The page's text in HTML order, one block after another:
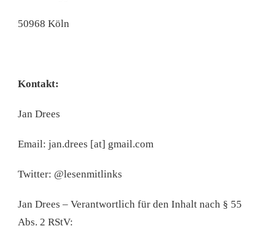
50968 Köln
Kontakt:
Jan Drees
Email: jan.drees [at] gmail.com
Twitter: @lesenmitlinks
Jan Drees – Verantwortlich für den Inhalt nach § 55
Abs. 2 RStV: